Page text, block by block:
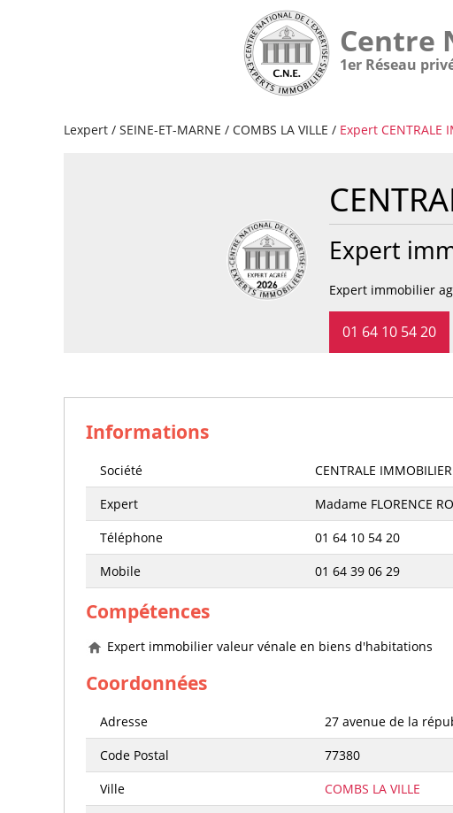
Centre
1er Réseau
Lexpert / SEINE-ET-MARNE / COMBS LA VILLE / Expert CENTRALE
Expert
Expert immobilier
01 64 10 54 20
Informations
Société
CENTRALE
Expert
Madame FLORENCE
Téléphone
01 64 10 54 20
Mobile
01 64 39 06 29
Compétences
Expert immobilier valeur vénale en biens d'habitations
Coordonnées
Adresse
27 avenue de la
Code Postal
77380
Ville
COMBS LA VILLE